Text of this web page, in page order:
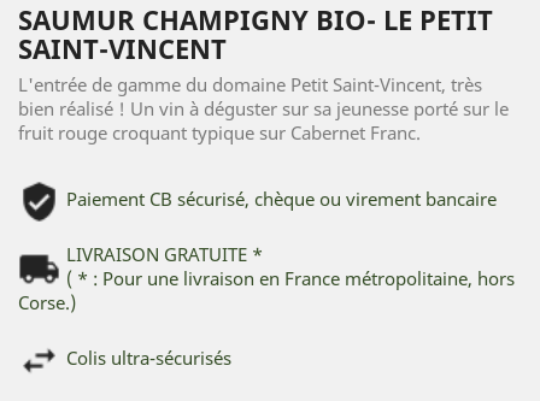
SAUMUR CHAMPIGNY BIO- LE PETIT
SAINT-VINCENT
L'entrée de gamme du domaine Petit Saint-Vincent, très
bien réalisé ! Un vin à déguster sur sa jeunesse porté sur le
fruit rouge croquant typique sur Cabernet Franc.
Paiement CB sécurisé, chèque ou virement bancaire
LIVRAISON GRATUITE *
( * : Pour une livraison en France métropolitaine, hors
Corse.)
Colis ultra-sécurisés